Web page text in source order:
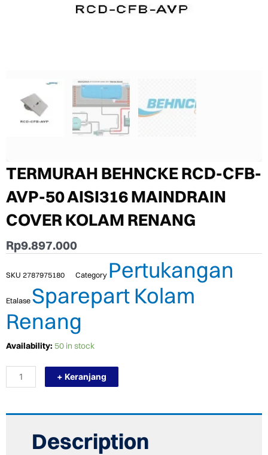
TERMURAH BEHNCKE RCD-CFB-
AVP-50 AISI316 MAINDRAIN
COVER KOLAM RENANG
Rp9.897.000
SKU 2787975180 Category Pertukangan
Etalase Sparepart Kolam
Renang
Availability: 50 in stock
TERMURAH
RCD-
CFB-
AVP-
+ Keranjang
Description